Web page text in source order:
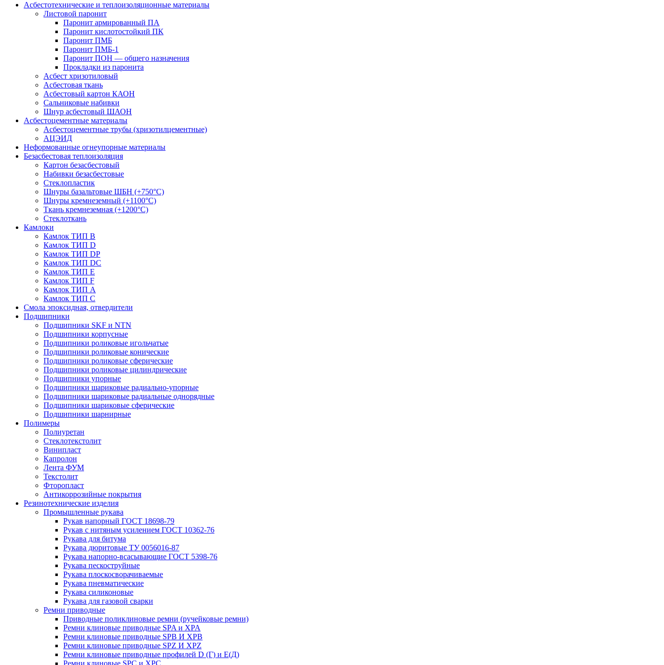
Асбестотехнические и теплоизоляционные материалы
Листовой паронит
Паронит армированный ПА
Паронит кислотостойкий ПК
Паронит ПМБ
Паронит ПМБ-1
Паронит ПОН — общего назначения
Прокладки из паронита
Асбест хризотиловый
Асбестовая ткань
Асбестовый картон КАОН
Сальниковые набивки
Шнур асбестовый ШАОН
Асбестоцементные материалы
Асбестоцементные трубы (хризотилцементные)
АЦЭИД
Неформованные огнеупорные материалы
Безасбестовая теплоизоляция
Картон безасбестовый
Набивки безасбестовые
Стеклопластик
Шнуры базальтовые ШБН (+750°С)
Шнуры кремнеземный (+1100°С)
Ткань кремнеземная (+1200°С)
Стеклоткань
Камлоки
Камлок ТИП B
Камлок ТИП D
Камлок ТИП DP
Камлок ТИП DС
Камлок ТИП E
Камлок ТИП F
Камлок ТИП А
Камлок ТИП С
Смола эпоксидная, отвердители
Подшипники
Подшипники SKF и NTN
Подшипники корпусные
Подшипники роликовые игольчатые
Подшипники роликовые конические
Подшипники роликовые сферические
Подшипники роликовые цилиндрические
Подшипники упорные
Подшипники шариковые радиально-упорные
Подшипники шариковые радиальные однорядные
Подшипники шариковые сферические
Подшипники шарнирные
Полимеры
Полиуретан
Стеклотекстолит
Винипласт
Капролон
Лента ФУМ
Текстолит
Фторопласт
Антикоррозийные покрытия
Резинотехнические изделия
Промышленные рукава
Рукав напорный ГОСТ 18698-79
Рукав с нитяным усилением ГОСТ 10362-76
Рукава для битума
Рукава дюритовые ТУ 0056016-87
Рукава напорно-всасывающие ГОСТ 5398-76
Рукава пескоструйные
Рукава плоскосворачиваемые
Рукава пневматические
Рукава силиконовые
Рукава для газовой сварки
Ремни приводные
Приводные поликлиновые ремни (ручейковые ремни)
Ремни клиновые приводные SPA и XPA
Ремни клиновые приводные SPB И XPB
Ремни клиновые приводные SPZ И XPZ
Ремни клиновые приводные профилей D (Г) и Е(Д)
Ремни клиновые SPC и XPC